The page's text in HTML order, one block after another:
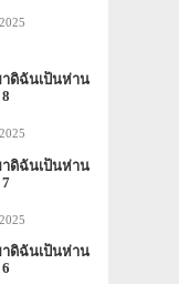
ดิฉันเป็นห่าน
ดิฉันเป็นห่าน
ดิฉันเป็นห่าน